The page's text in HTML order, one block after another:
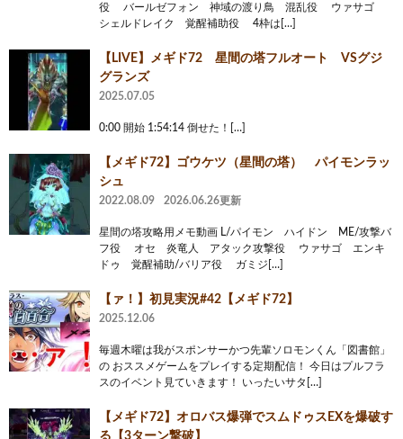
役 バールゼフォン 神域の渡り鳥 混乱役 ウァサゴ
シェルドレイク 覚醒補助役 4枠は[…]
【LIVE】メギド72 星間の塔フルオート VSグジ
グランズ
2025.07.05
0:00 開始 1:54:14 倒せた！[…]
【メギド72】ゴウケツ（星間の塔） パイモンラッ
シュ
2022.08.09 2026.06.26更新
星間の塔攻略用メモ動画 L/パイモン ハイドン ME/攻撃バ
フ役 オセ 炎竜人 アタック攻撃役 ウァサゴ エンキ
ドゥ 覚醒補助/バリア役 ガミジ[…]
【ァ！】初見実況#42【メギド72】
2025.12.06
毎週木曜は我がスポンサーかつ先輩ソロモンくん「図書館」
の おススメゲームをプレイする定期配信！ 今日はプルフラ
スのイベント見ていきます！ いったいサタ[…]
【メギド72】オロバス爆弾でスムドゥスEXを爆破す
る【3ターン撃破】